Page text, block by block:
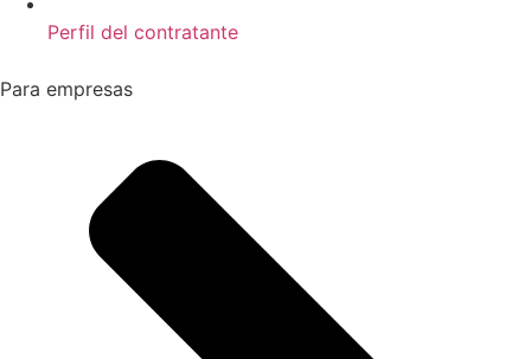
Perfil del contratante
Para empresas